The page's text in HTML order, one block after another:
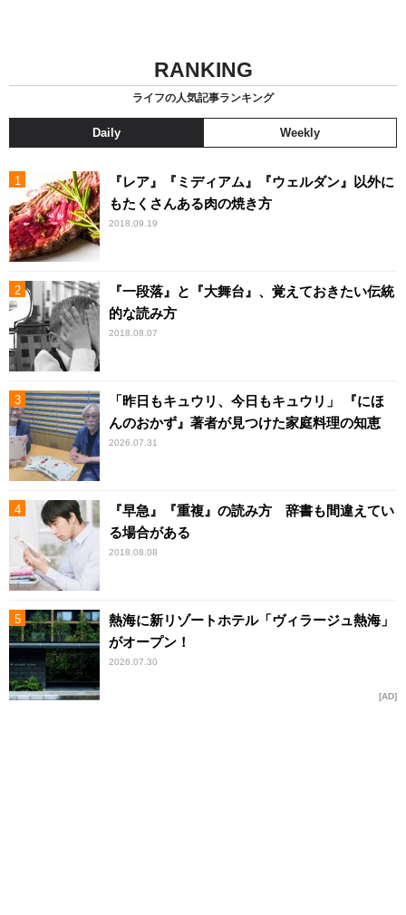
RANKING
ライフの人気記事ランキング
Daily Weekly
『レア』『ミディアム』『ウェルダン』以外に
もたくさんある肉の焼き方
2018.09.19
『一段落』と『大舞台』、覚えておきたい伝統
的な読み方
2018.08.07
「昨日もキュウリ、今日もキュウリ」 『にほ
んのおかず』著者が見つけた家庭料理の知恵
2026.07.31
『早急』『重複』の読み方 辞書も間違えてい
る場合がある
2018.08.08
熱海に新リゾートホテル「ヴィラージュ熱海」
がオープン！
2026.07.30
AD